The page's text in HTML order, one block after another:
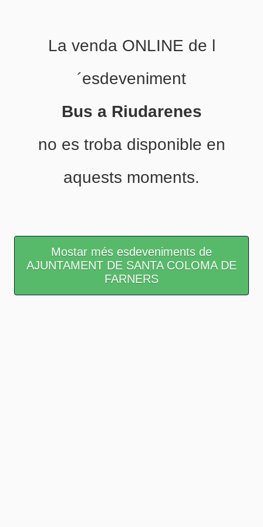
La venda ONLINE de l
´esdeveniment
Bus a Riudarenes
no es troba disponible en
aquests moments.
Mostar més esdeveniments de
AJUNTAMENT DE SANTA COLOMA DE
FARNERS